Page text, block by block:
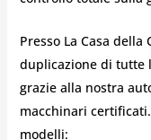
Presso La Casa
duplicazione di tutte
grazie alla nostra
macchinari
modelli: